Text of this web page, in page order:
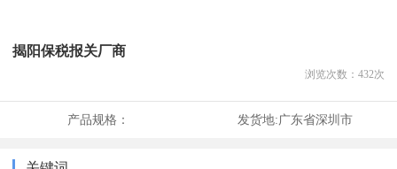
揭阳保税报关厂商
浏览次数： 432次
产品规格： 发货地:广东省深圳市